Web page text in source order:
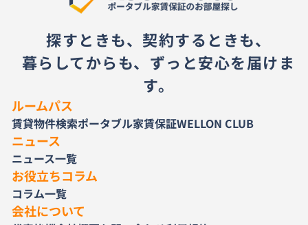
探すときも、契約するときも、
暮らしてからも、ずっと安心を届けま
す。
ルームパス
賃貸物件検索ポータブル家賃保証WELLON CLUB
ニュース
ニュース一覧
お役立ちコラム
コラム一覧
会社について